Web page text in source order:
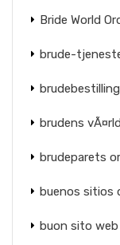
Bride World
brude-
brudens
brudeparets
buenos sitios
buon sito web